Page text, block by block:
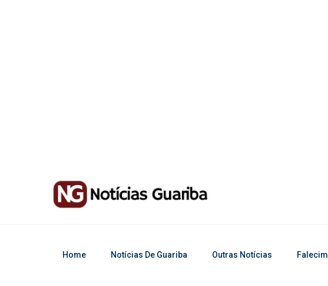
Home Notícias De Guariba Outras Notícias